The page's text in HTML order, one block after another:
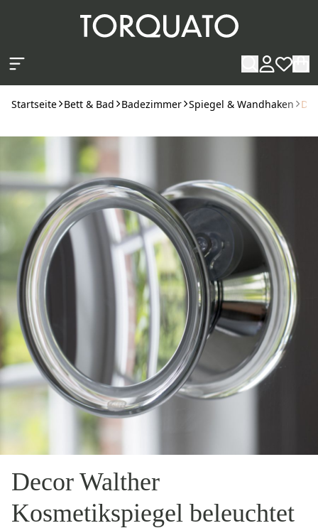
Startseite Bett & Bad Badezimmer Spiegel & Wandhaken
Decor Walther
Kosmetikspiegel beleuchtet